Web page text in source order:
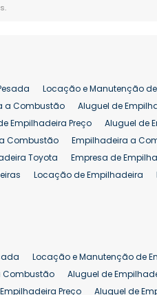
.
Locação e Manutenção
a Combustão Aluguel de
Empilhadeira Preço Aluguel de
Combustão Empilhadeira a
Toyota Empresa de
Locação de Empilhadeira
25 ton Empilhadeira a
Locação e Manutenção de
Combustão Aluguel de
Preço Aluguel de